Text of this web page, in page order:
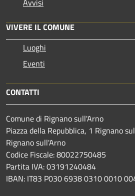
Avvisi
VIVERE IL COMUNE
Luoghi
Eventi
CONTATTI
Comune di Rignano sull'Arno
Piazza della Repubblica, 1 Rignano
Rignano sull'Arno
Codice Fiscale: 80022750485
Partita IVA: 03191240484
IBAN: IT83 P030 6938 0310 0010